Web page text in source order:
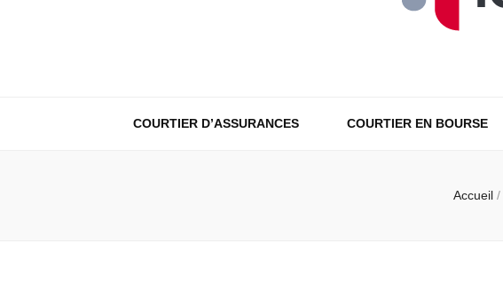
COURTIER D’ASSURANCES COURTIER EN BOURSE
Accueil /